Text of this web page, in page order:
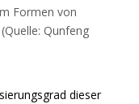
Formen von
Qunfeng
dieser